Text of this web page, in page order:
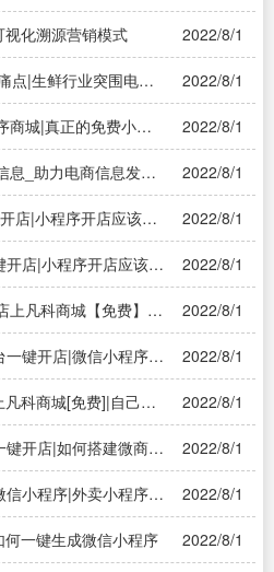
化溯源营销模式 2022/8/1
点|生鲜行业突围电
系统
2022/8/1
商城|真正的免费小程
2022/8/1
息_助力电商信息发布|
布供应信息？——溯源
2022/8/1
店|小程序开店应该怎
2022/8/1
店|小程序开店应该怎
2022/8/1
上凡科商城【免费】|
少钱？
2022/8/1
键开店|微信小程序商
2022/8/1
科商城[免费]|自己怎
2022/8/1
开店|如何搭建微商
2022/8/1
小程序|外卖小程序如
2022/8/1
一键生成微信小程序 2022/8/1